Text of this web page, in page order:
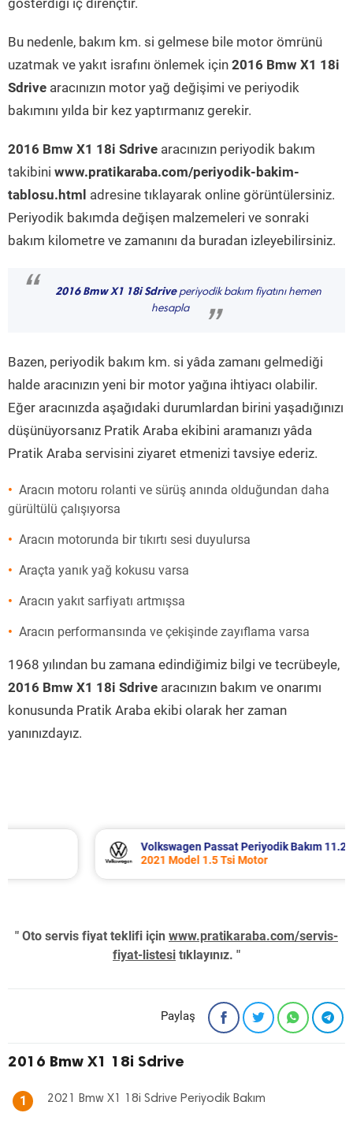
gösterdiği iç dirençtir.
Bu nedenle, bakım km. si gelmese bile motor ömrünü
uzatmak ve yakıt israfını önlemek için 2016 Bmw X1 18i
Sdrive aracınızın motor yağ değişimi ve periyodik
bakımını yılda bir kez yaptırmanız gerekir.
2016 Bmw X1 18i Sdrive aracınızın periyodik bakım
takibini www.pratikaraba.com/periyodik-bakim-
tablosu.html adresine tıklayarak online görüntülersiniz.
Periyodik bakımda değişen malzemeleri ve sonraki
bakım kilometre ve zamanını da buradan izleyebilirsiniz.
“ 2016 Bmw X1 18i Sdriveperiyodik bakım fiyatını hemen
hesapla
”
Bazen, periyodik bakım km. si yâda zamanı gelmediği
halde aracınızın yeni bir motor yağına ihtiyacı olabilir.
Eğer aracınızda aşağıdaki durumlardan birini yaşadığınızı
düşünüyorsanız Pratik Araba ekibini aramanızı yâda
Pratik Araba servisini ziyaret etmenizi tavsiye ederiz.
Aracın motoru rolanti ve sürüş anında olduğundan daha
gürültülü çalışıyorsa
Aracın motorunda bir tıkırtı sesi duyulursa
Araçta yanık yağ kokusu varsa
Aracın yakıt sarfiyatı artmışsa
Aracın performansında ve çekişinde zayıflama varsa
1968 yılından bu zamana edindiğimiz bilgi ve tecrübeyle,
2016 Bmw X1 18i Sdrive aracınızın bakım ve onarımı
konusunda Pratik Araba ekibi olarak her zaman
yanınızdayız.
Volkswagen Passat Periyodik Bakım 11.253 TL
2021 Model 1.5 Tsi Motor
" Oto servis fiyat teklifi için www.pratikaraba.com/servis-
fiyat-listesi tıklayınız. "
Paylaş
2016 Bmw X1 18i Sdrive
1 2021 Bmw X1 18i Sdrive Periyodik Bakım